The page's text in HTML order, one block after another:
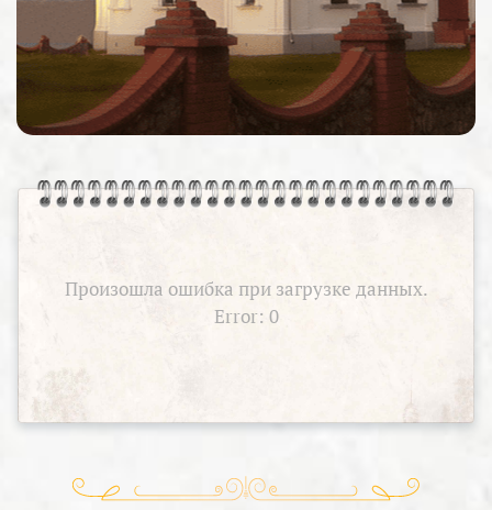
Произошла ошибка при загрузке данных.
Error: 0